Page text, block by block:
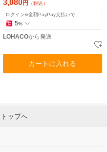
3,080円 （税込）
ログイン&全額PayPay支払いで
5%
LOHACOから発送
カートに入れる
ップへ